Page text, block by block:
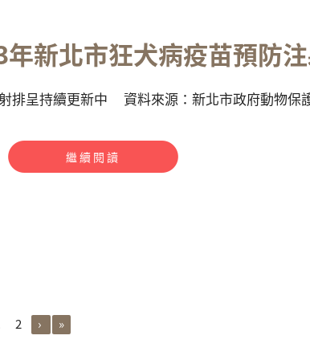
年新北市狂犬病疫苗預防
排呈持續更新中 資料來源：新北市政府動物保
繼續閱讀
2 › »